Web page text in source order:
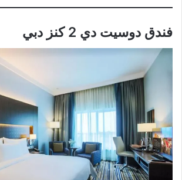
فندق دوسيت دي 2 كنز دبي